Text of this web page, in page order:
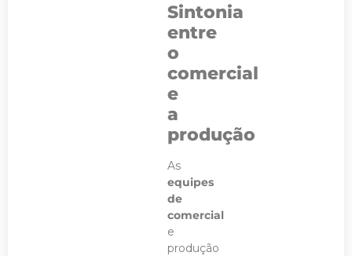
Sintonia
entre
o
comercial
e
a
produção
As
equipes
de
comercial
e
produção